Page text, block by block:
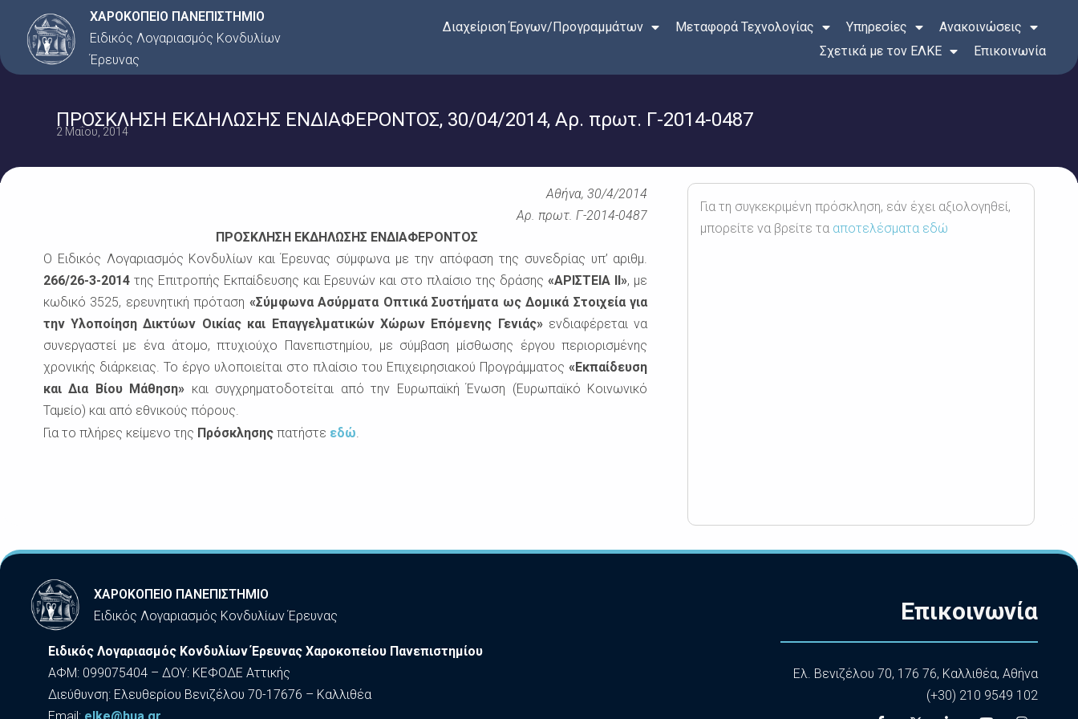
Μετάβαση
περιεχόμενο
ΧΑΡΟΚΟΠΕΙΟ ΠΑΝΕΠΙΣΤΗΜΙΟ
Ειδικός Λογαριασμός Κονδυλίων
Έρευνας
Διαχείριση Έργων/Προγραμμάτων Μεταφορά Τεχνολογίας Υπηρεσίες
Ανακοινώσεις
Σχετικά με τον ΕΛΚΕ
Επικοινωνία
ΠΡΟΣΚΛΗΣΗ ΕΚΔΗΛΩΣΗΣ ΕΝΔΙΑΦΕΡΟΝΤΟΣ, 30/04/2014, Αρ. πρωτ. Γ-2014-0487
2 Μαΐου, 2014
Αθήνα, 30/4/2014
Αρ. πρωτ. Γ-2014-0487
ΠΡΟΣΚΛΗΣΗ ΕΚΔΗΛΩΣΗΣ ΕΝΔΙΑΦΕΡΟΝΤΟΣ
Ο Ειδικός Λογαριασμός Κονδυλίων και Έρευνας σύμφωνα με την απόφαση της συνεδρίας υπ’ αριθμ.
266/26-3-2014της Επιτροπής Εκπαίδευσης και Ερευνών και στο πλαίσιο της δράσης«ΑΡΙΣΤΕΙΑ ΙΙ», με
κωδικό 3525, ερευνητική πρόταση «Σύμφωνα Ασύρματα Οπτικά Συστήματα ως Δομικά Στοιχεία για
την Υλοποίηση Δικτύων Οικίας και Επαγγελματικών Χώρων Επόμενης Γενιάς»ενδιαφέρεται να
συνεργαστεί με ένα άτομο, πτυχιούχο Πανεπιστημίου, με σύμβαση μίσθωσης έργου περιορισμένης
χρονικής διάρκειας. Το έργο υλοποιείται στο πλαίσιο του Επιχειρησιακού Πρoγράµµατος«Εκπαίδευση
και ∆ια Βίου Μάθηση» και συγχρηματοδοτείται από την Ευρωπαϊκή Ένωση (Ευρωπαϊκό Κοινωνικό
Ταµείο) και από εθνικούς πόρους.
Για το πλήρες κείμενο της Πρόσκλησηςπατήστε εδώ.
Για τη συγκεκριμένη πρόσκληση, εάν έχει αξιολογηθεί,
μπορείτε να βρείτε τα αποτελέσματα εδώ
ΧΑΡΟΚΟΠΕΙΟ ΠΑΝΕΠΙΣΤΗΜΙΟ
Ειδικός Λογαριασμός Κονδυλίων Έρευνας
Ειδικός Λογαριασμός Κονδυλίων Έρευνας Χαροκοπείου Πανεπιστημίου
ΑΦΜ: 099075404 – ΔΟΥ: ΚΕΦΟΔΕ Αττικής
Διεύθυνση: Ελευθερίου Βενιζέλου 70-17676 – Καλλιθέα
Επικοινωνία
Ελ. Βενιζέλου 70, 176 76, Καλλιθέα, Αθήνα
(+30) 210 9549 102